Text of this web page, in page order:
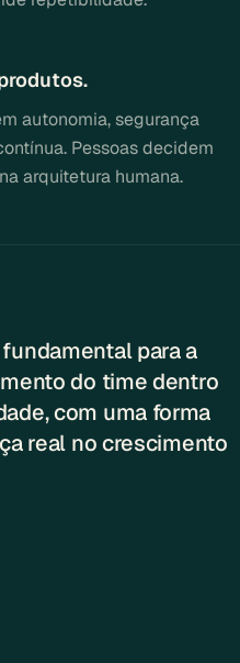
autonomia, segurança
Pessoas decidem
arquitetura humana.
para a
do time dentro
com uma forma
real no crescimento